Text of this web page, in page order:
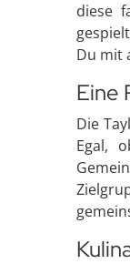
diese
Du mit
Eine
Die
Egal,